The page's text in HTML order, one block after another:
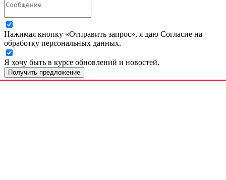
Нажимая кнопку «Отправить запрос», я даю Согласие на
обработку персональных данных.
Я хочу быть в курсе обновлений и новостей.
Получить предложение